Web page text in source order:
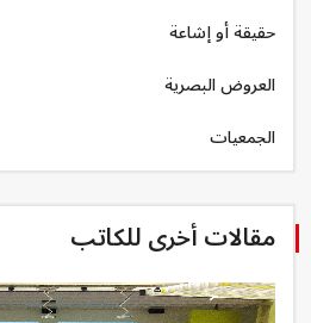
حقيقة أو إشاعة
العروض البصرية
الجمعيات
مقالات أخرى للكاتب